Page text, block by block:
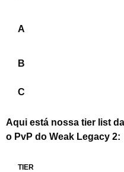
A
B
C
Aqui está nossa tier list
o PvP do Weak Legacy 2:
TIER